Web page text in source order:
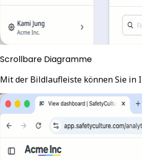
Scrollbare Diagramme
Mit der Bildlaufleiste können Sie in